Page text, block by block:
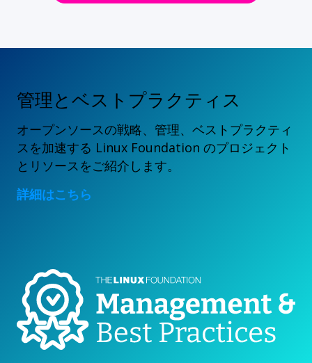
管理とベストプラクティス
オープンソースの戦略、管理、ベストプラクティ
スを加速する Linux Foundation のプロジェクト
とリソースをご紹介します。
詳細はこちら